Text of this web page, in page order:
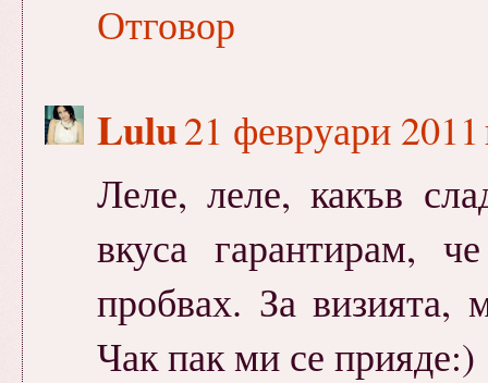
Отговор
Lulu21 февруари 2011
Леле, леле, какъв
вкуса гарантирам,
пробвах. За визията,
Чак пак ми се прияде:)